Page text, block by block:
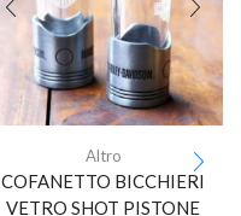
Altro
COFANETTO BICCHIERI
VETRO SHOT PISTONE